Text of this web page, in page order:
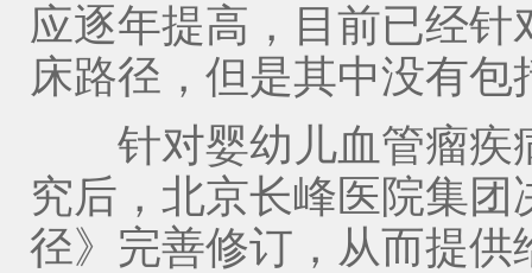
应逐年提高，目前已经
床路径，但是其中没有
针对婴幼儿血管瘤疾
究后，北京长峰医院集
径》完善修订，从而提